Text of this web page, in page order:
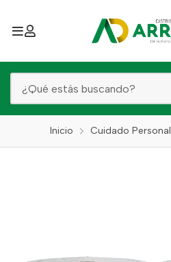
Inicio Cuidado Personal